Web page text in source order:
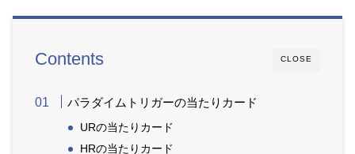
CLOSE
Contents
パラダイムトリガーの当たりカード
URの当たりカード
HRの当たりカード